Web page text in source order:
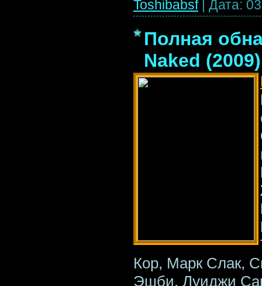
Toshibabsf | Дата:
Полная
Naked
Кор, Марк Слак,
Эшби, Луиджи